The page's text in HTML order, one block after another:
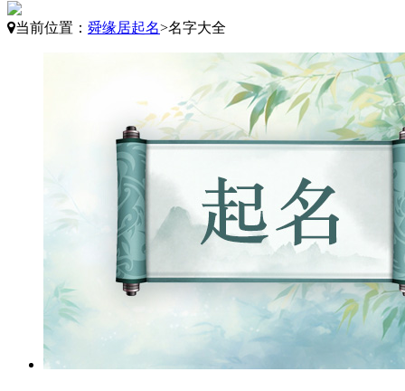
当前位置： 舜缘居起名>名字大全